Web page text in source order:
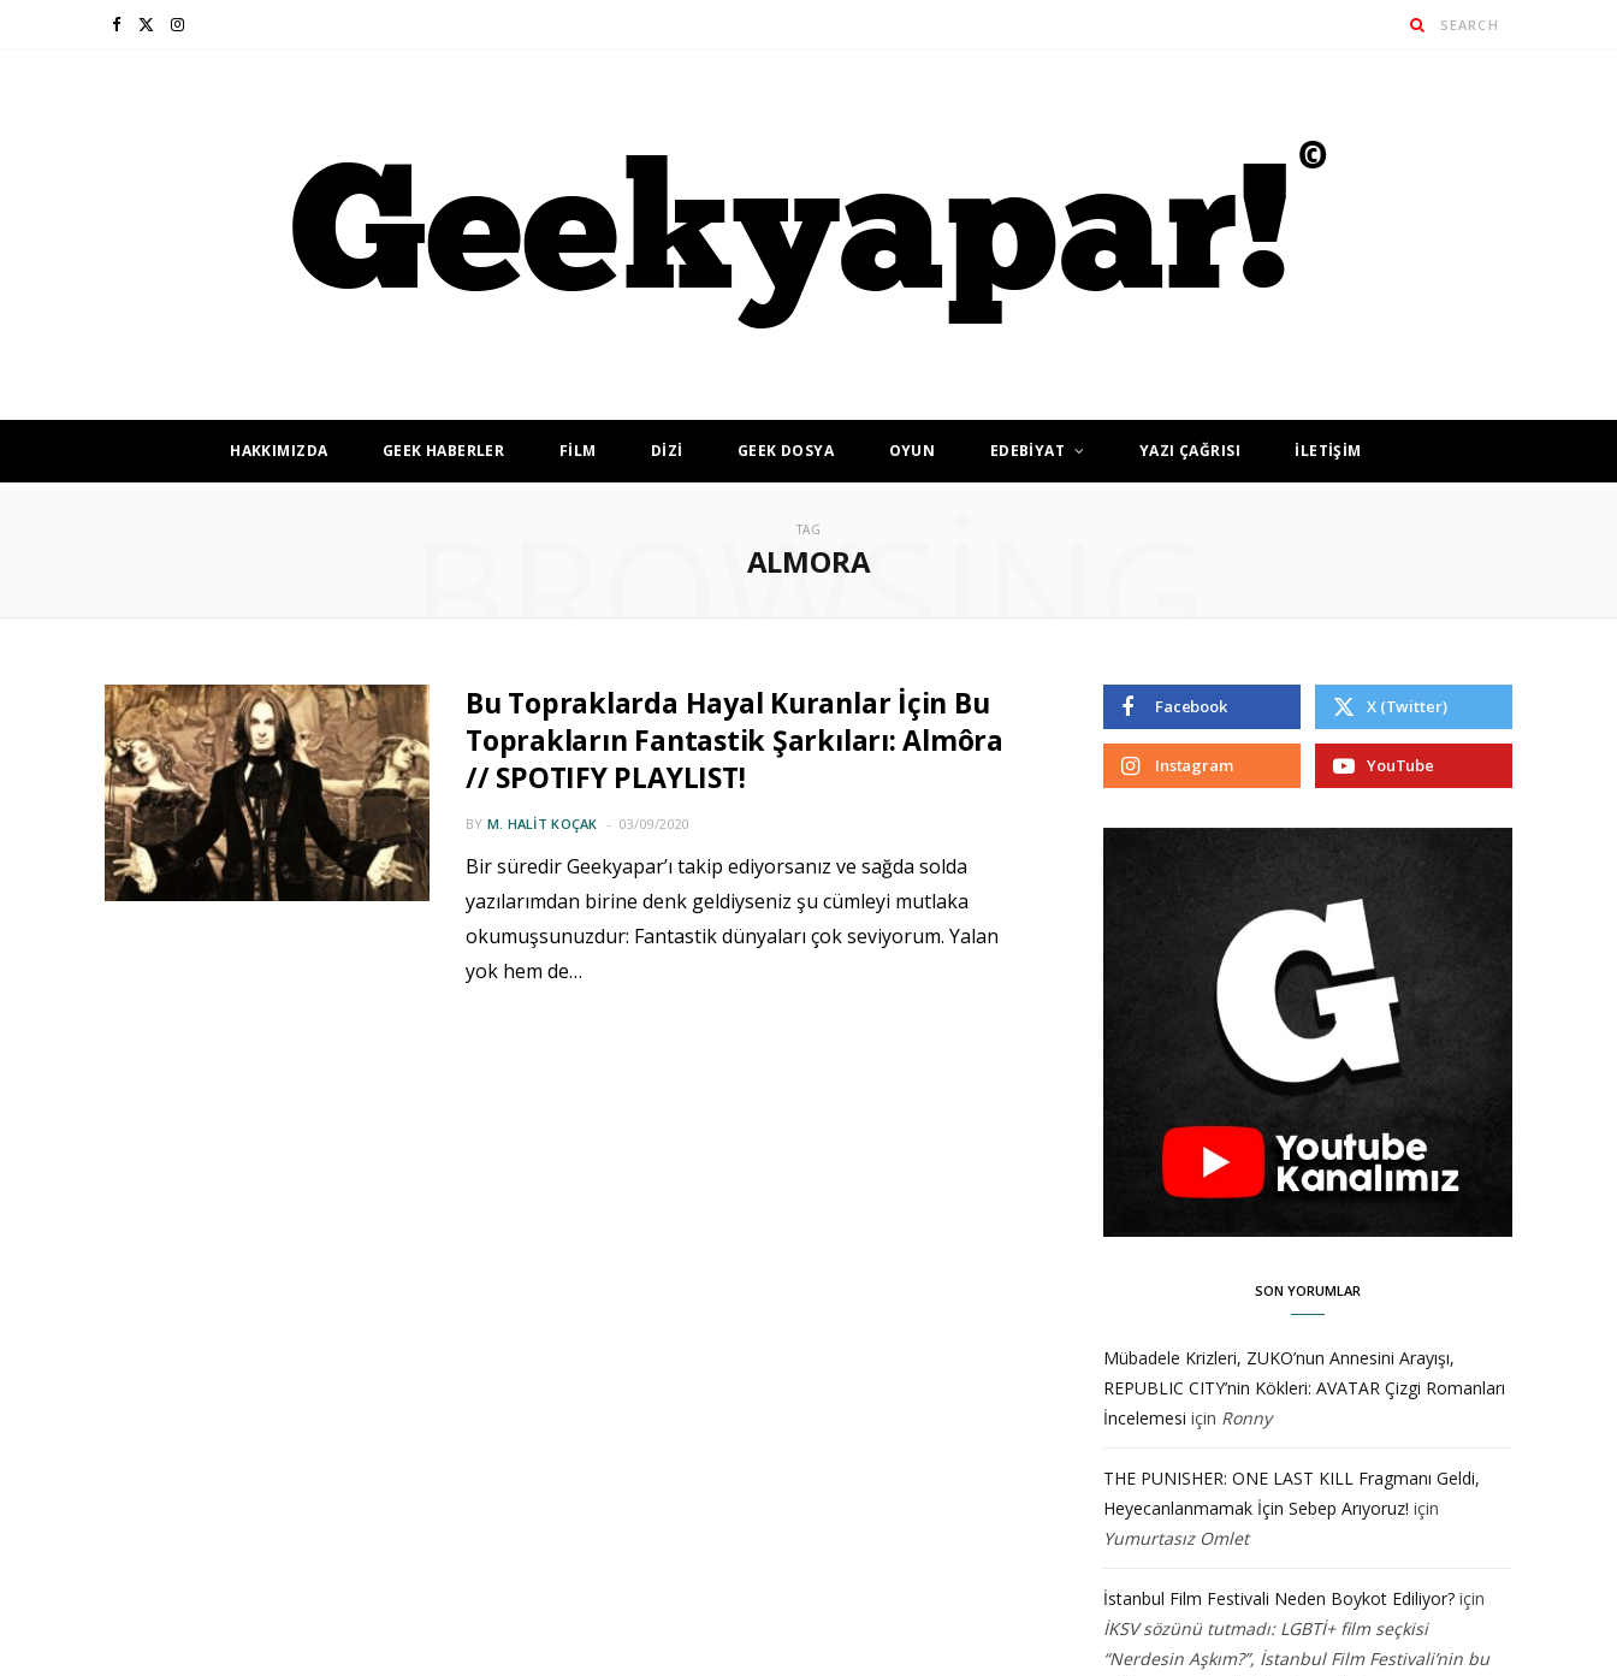
F I
HAKKIMIZDA GEEK HABERLER FİLM DİZİ GEEK DOSYA OYUN EDEBİYAT YAZI ÇAĞRISI İLETİŞİM
TAG
ALMORA
BROWSING
Bu Topraklarda Hayal Kuranlar İçin Bu
Toprakların Fantastik Şarkıları: Almôra
// SPOTIFY PLAYLIST!
BY M. HALIT KOÇAK 03/09/2020
Bir süredir Geekyapar’ı takip ediyorsanız ve sağda solda
yazılarımdan birine denk geldiyseniz şu cümleyi mutlaka
okumuşsunuzdur: Fantastik dünyaları çok seviyorum. Yalan
yok hem de…
Facebook X (Twitter)
Instagram YouTube
SON YORUMLAR
Mübadele Krizleri, ZUKO’nun Annesini Arayışı,
REPUBLIC CITY’nin Kökleri: AVATAR Çizgi Romanları
İncelemesi için Ronny
THE PUNISHER: ONE LAST KILL Fragmanı Geldi,
Heyecanlanmamak İçin Sebep Arıyoruz! için
Yumurtasız Omlet
İstanbul Film Festivali Neden Boykot Ediliyor? için
İKSV sözünü tutmadı: LGBTİ+ film seçkisi
“Nerdesin Aşkım?”, İstanbul Film Festivali’nin bu